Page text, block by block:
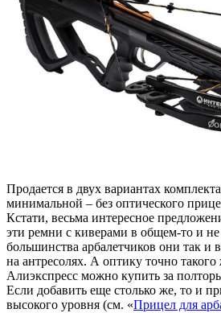
Продается в двух вариантах
минимальной – без оптического
Кстати, весьма интересное
эти ремни с киверами в общем-то и
большинства арбалетчиков они так и
на антресолях. А оптику точно такого
Алиэкспресс можно купить за
Если добавить еще столько же, то и
высокого уровня (см. «Прицел для